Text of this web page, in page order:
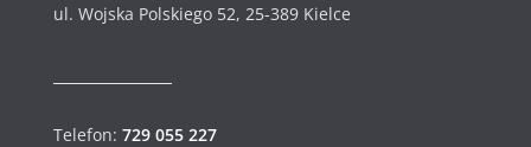
ul. Wojska Polskiego 52, 25-389 Kielce
Telefon: 729 055 227